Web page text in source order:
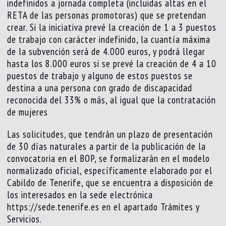
indefinidos a jornada completa (incluidas altas en el
RETA de las personas promotoras) que se pretendan
crear. Si la iniciativa prevé la creación de 1 a 3 puestos
de trabajo con carácter indefinido, la cuantía máxima
de la subvención será de 4.000 euros, y podrá llegar
hasta los 8.000 euros si se prevé la creación de 4 a 10
puestos de trabajo y alguno de estos puestos se
destina a una persona con grado de discapacidad
reconocida del 33% o más, al igual que la contratación
de mujeres
Las solicitudes, que tendrán un plazo de presentación
de 30 días naturales a partir de la publicación de la
convocatoria en el BOP, se formalizarán en el modelo
normalizado oficial, específicamente elaborado por el
Cabildo de Tenerife, que se encuentra a disposición de
los interesados en la sede electrónica
https://sede.tenerife.es en el apartado Trámites y
Servicios.